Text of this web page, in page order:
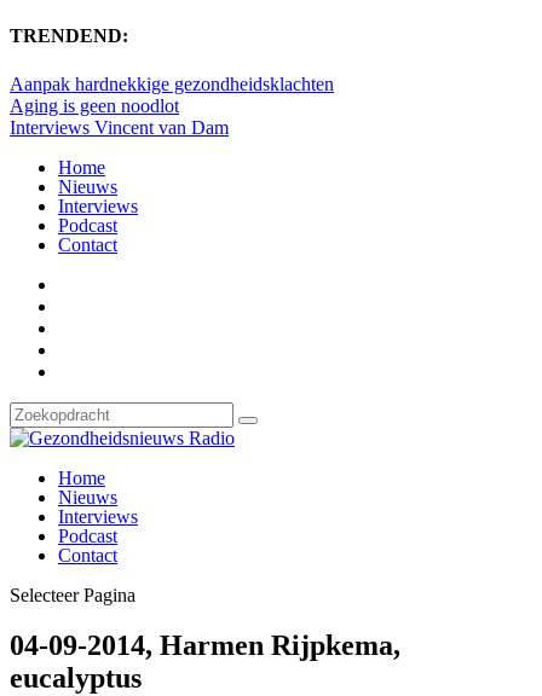
TRENDEND:
Aanpak hardnekkige gezondheidsklachten
Aging is geen noodlot
Interviews Vincent van Dam
Home
Nieuws
Interviews
Podcast
Contact
Home
Nieuws
Interviews
Podcast
Contact
Selecteer Pagina
04-09-2014, Harmen Rijpkema,
eucalyptus